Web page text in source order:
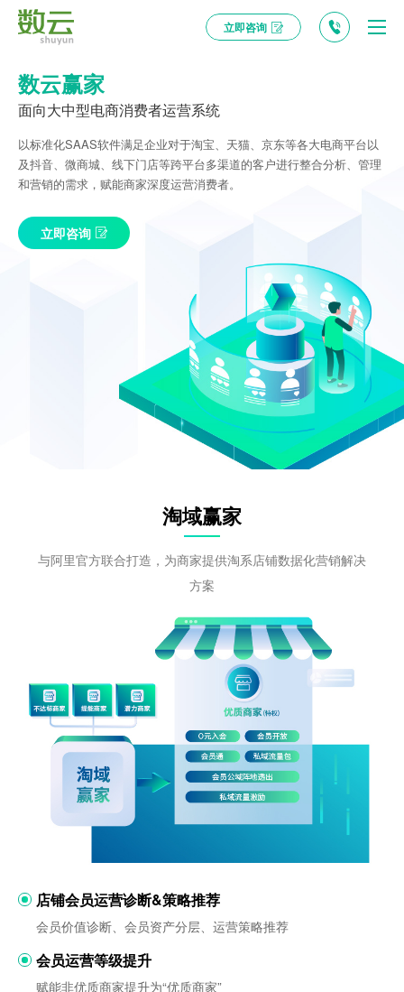
立即咨询
数云赢家
面向大中型电商消费者运营系统
以标准化SAAS软件满足企业对于淘宝、天猫、京东等各大电商平台以
及抖音、微商城、线下门店等跨平台多渠道的客户进行整合分析、管理
和营销的需求，赋能商家深度运营消费者。
立即咨询
淘域赢家
与阿里官方联合打造，为商家提供淘系店铺数据化营销解决
方案
店铺会员运营诊断&策略推荐
会员价值诊断、会员资产分层、运营策略推荐
会员运营等级提升
赋能非优质商家提升为“优质商家”